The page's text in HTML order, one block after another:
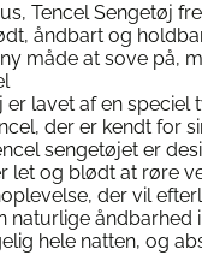
Tencel Sengetøj
åndbart og
måde at sove på,
er lavet af en
der er kendt for
sengetøjet er
let og blødt at røre
der vil
naturlige åndbarhed
hele natten, og